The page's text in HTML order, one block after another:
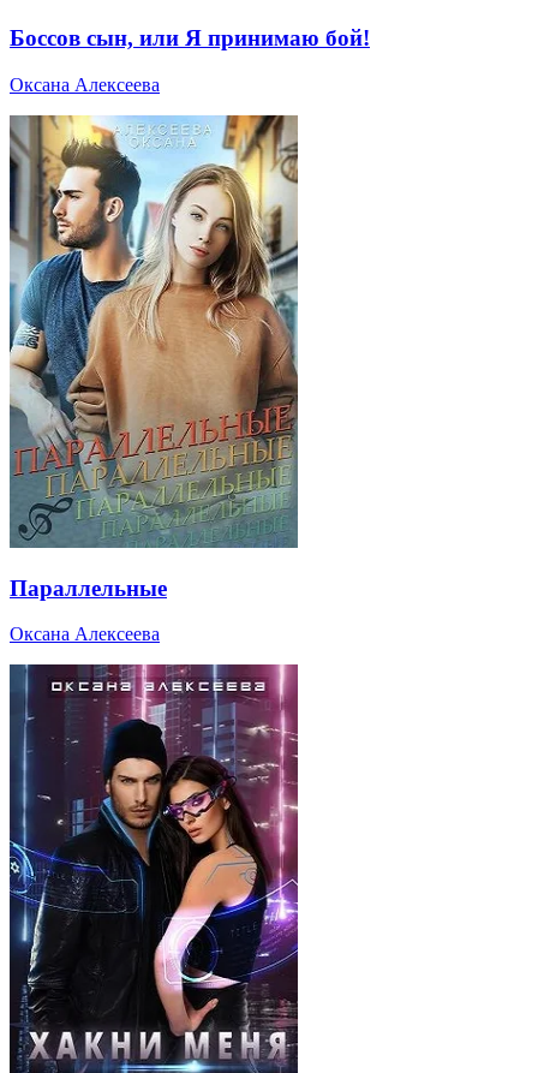
Боссов сын, или Я принимаю бой!
Оксана Алексеева
Параллельные
Оксана Алексеева